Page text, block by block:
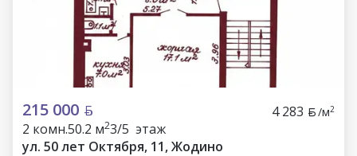
215 000 4 283 /м2
2 комн.50.2 м23/5 этаж
ул. 50 лет Октября, 11, Жодино